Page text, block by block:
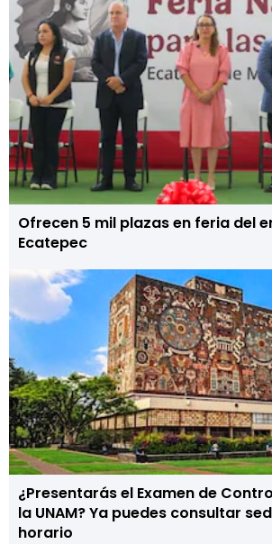
Ofrecen 5 mil plazas en feria del
Ecatepec
¿Presentarás el Examen de
la UNAM? Ya puedes consultar
horario